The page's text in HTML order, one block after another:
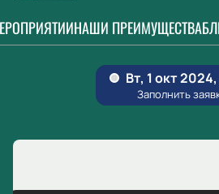
НАШИ ПРЕИМУЩЕСТВА